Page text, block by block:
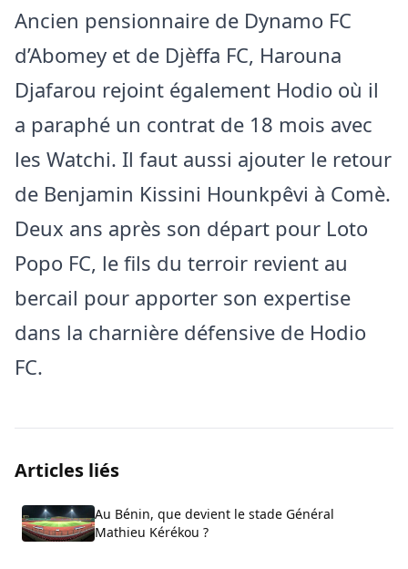
Ancien pensionnaire de Dynamo FC
d’Abomey et de Djèffa FC, Harouna
Djafarou rejoint également Hodio où il
a paraphé un contrat de 18 mois avec
les Watchi. Il faut aussi ajouter le retour
de Benjamin Kissini Hounkpêvi à Comè.
Deux ans après son départ pour Loto
Popo FC, le fils du terroir revient au
bercail pour apporter son expertise
dans la charnière défensive de Hodio
FC.
Articles liés
Au Bénin, que devient le stade Général
Mathieu Kérékou ?